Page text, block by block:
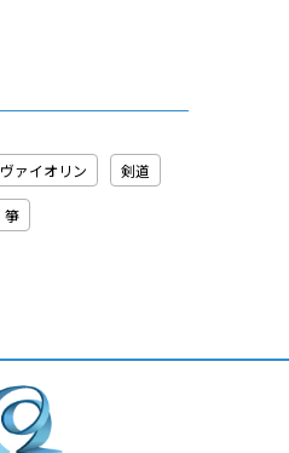
ヴァイオリン 剣道
箏